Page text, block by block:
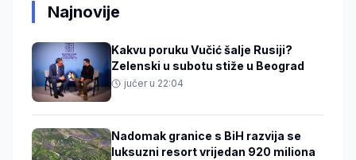
Najnovije
Kakvu poruku Vučić šalje Rusiji?
Zelenski u subotu stiže u Beograd
jučer u 22:04
Nadomak granice s BiH razvija se
luksuzni resort vrijedan 920 miliona